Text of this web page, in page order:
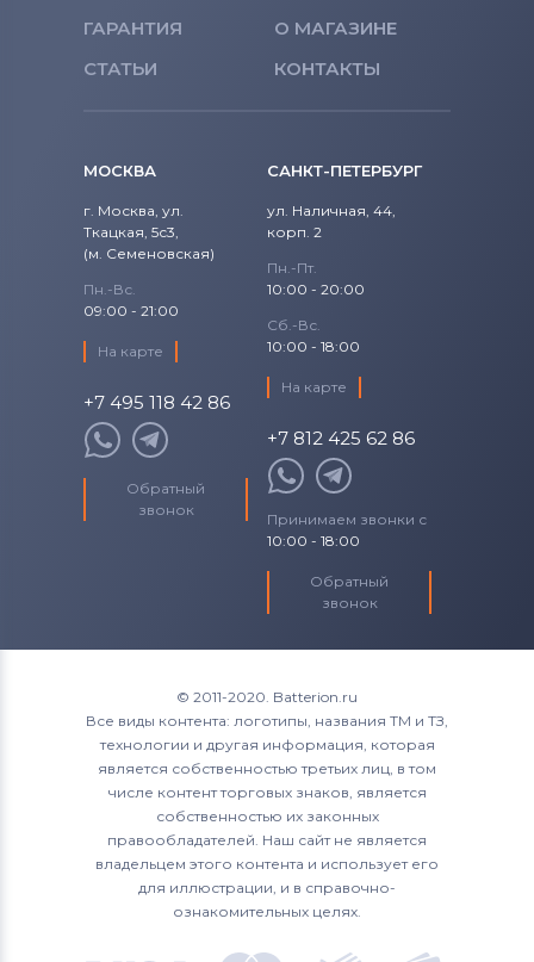
ГАРАНТИЯ
О МАГАЗИНЕ
СТАТЬИ
КОНТАКТЫ
МОСКВА
г. Москва, ул.
Ткацкая, 5с3,
(м. Семеновская)
Пн.-Вс.
09:00 - 21:00
На карте
+7 495 118 42 86
Обратный
звонок
САНКТ-ПЕТЕРБУРГ
ул. Наличная, 44,
корп. 2
Пн.-Пт.
10:00 - 20:00
Сб.-Вс.
10:00 - 18:00
На карте
+7 812 425 62 86
Принимаем звонки с
10:00 - 18:00
Обратный
звонок
© 2011-2020. Batterion.ru
Все виды контента: логотипы, названия ТМ и ТЗ,
технологии и другая информация, которая
является собственностью третьих лиц, в том
числе контент торговых знаков, является
собственностью их законных
правообладателей. Наш сайт не является
владельцем этого контента и использует его
для иллюстрации, и в справочно-
ознакомительных целях.